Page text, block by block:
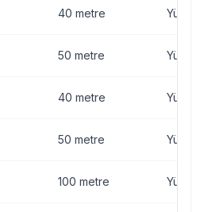
40 metre
50 metre
40 metre
50 metre
100 metre